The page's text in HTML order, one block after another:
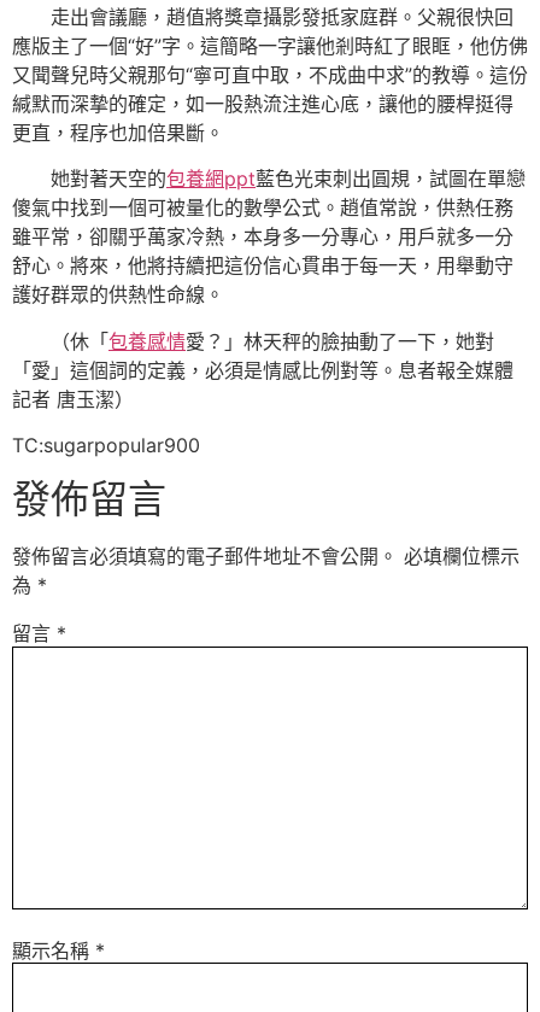
走出會議廳，趙值將獎章攝影發抵家庭群。父親很快回
應版主了一個“好”字。這簡略一字讓他剎時紅了眼眶，他仿佛
又聞聲兒時父親那句“寧可直中取，不成曲中求”的教導。這份
緘默而深摯的確定，如一股熱流注進心底，讓他的腰桿挺得
更直，程序也加倍果斷。
她對著天空的包養網ppt藍色光束刺出圓規，試圖在單戀
傻氣中找到一個可被量化的數學公式。趙值常說，供熱任務
雖平常，卻關乎萬家冷熱，本身多一分專心，用戶就多一分
舒心。將來，他將持續把這份信心貫串于每一天，用舉動守
護好群眾的供熱性命線。
（休「包養感情愛？」林天秤的臉抽動了一下，她對
「愛」這個詞的定義，必須是情感比例對等。息者報全媒體
記者 唐玉潔）
TC:sugarpopular900
發佈留言
發佈留言必須填寫的電子郵件地址不會公開。 必填欄位標示
為 *
留言 *
顯示名稱 *